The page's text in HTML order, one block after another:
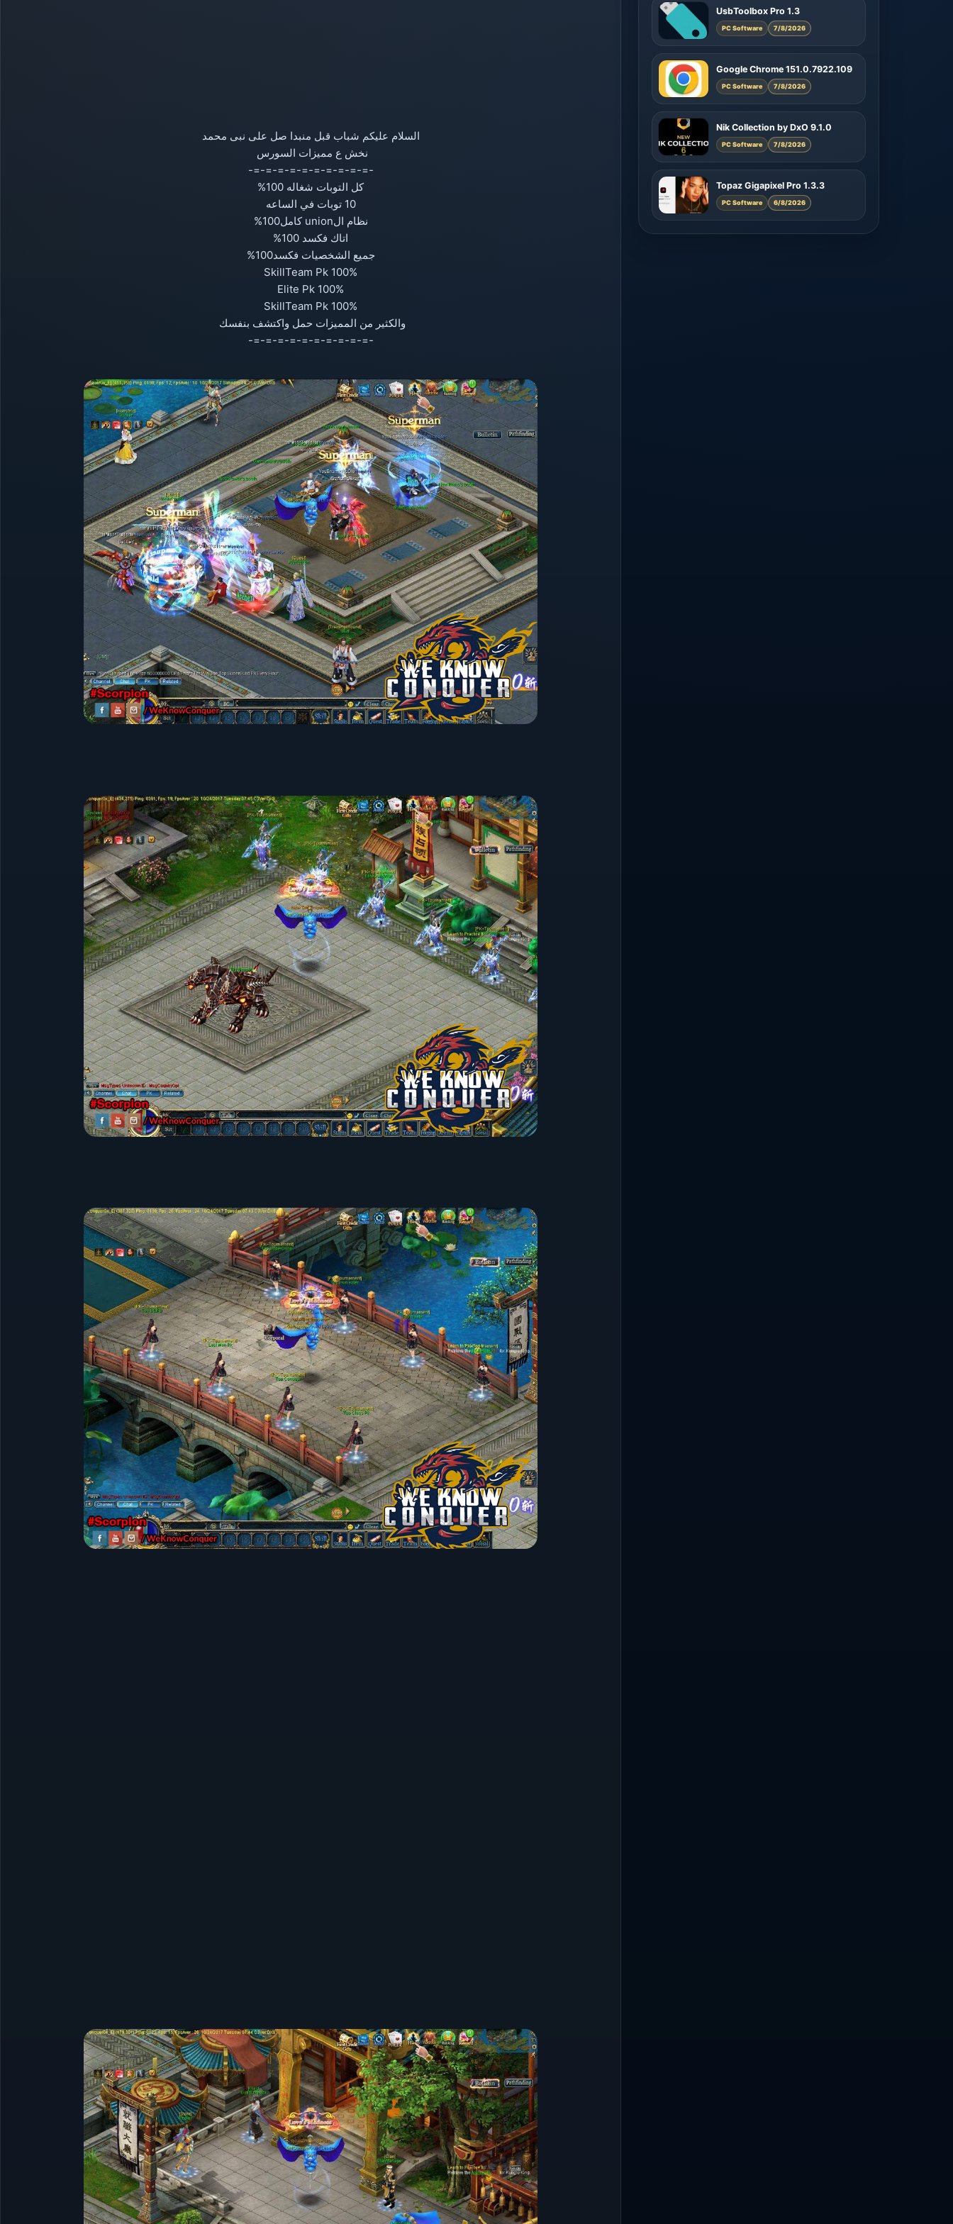
السلام عليكم شباب قبل منبدا صل على نبى محمد
نخش ع مميزات السورس
-=-=-=-=-=-=-=-=-=-=-
كل التوبات شغاله 100%
10 توبات في الساعه
نظام الunion كامل100%
اتاك فكسد 100%
جميع الشخصيات فكسد100%
SkillTeam Pk 100%
Elite Pk 100%
SkillTeam Pk 100%
والكثير من المميزات حمل واكتشف بنفسك
-=-=-=-=-=-=-=-=-=-=-
UsbToolbox Pro 1.3
PC Software 7/8/2026
Google Chrome 151.0.7922.109
PC Software 7/8/2026
Nik Collection by DxO 9.1.0
PC Software 7/8/2026
Topaz Gigapixel Pro 1.3.3
PC Software 6/8/2026